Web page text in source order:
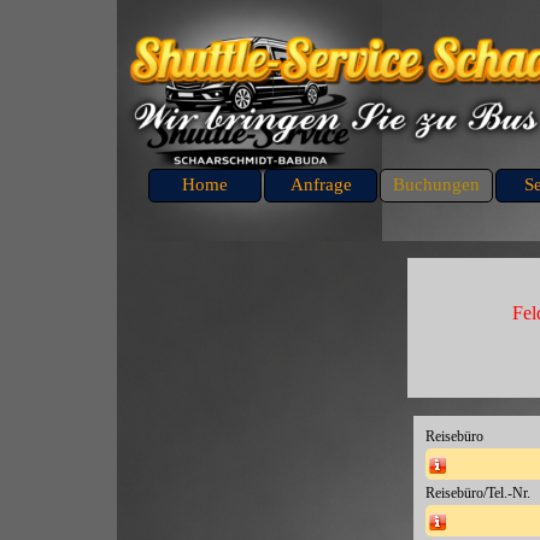
Home Anfrage Buchungen
Reisebüro
Name von
Reisebüro/Tel.-Nr.
Bitte tragen Sie